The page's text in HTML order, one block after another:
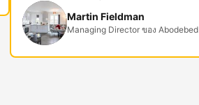
Martin Fieldman
Managing Director ของ Abodebed